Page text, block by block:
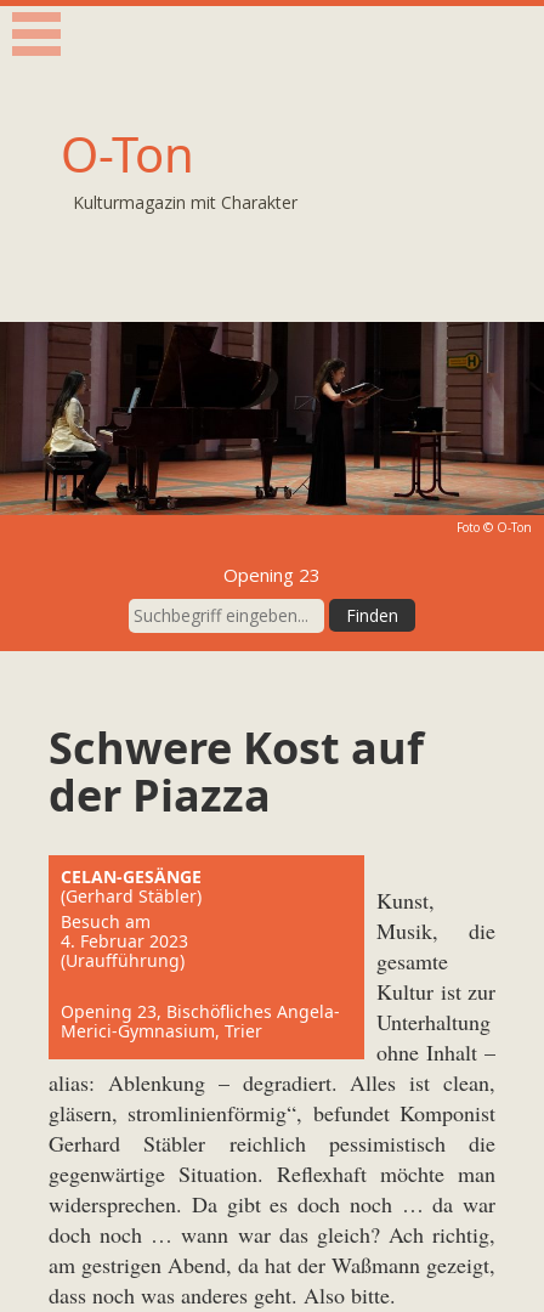
O-Ton
Kulturmagazin mit Charakter
Foto © O-Ton
Opening 23
Schwere Kost auf
der Piazza
CELAN-GESÄNGE
(Gerhard Stäbler)
Besuch am
4. Februar 2023
(Uraufführung)
Opening 23, Bischöfliches Angela-
Merici-Gymnasium, Trier
Kunst,
Musik, die
gesamte
Kultur ist zur
Unterhaltung
ohne Inhalt –
alias: Ablenkung – degradiert. Alles ist clean,
gläsern, stromlinienförmig“, befundet Komponist
Gerhard Stäbler reichlich pessimistisch die
gegenwärtige Situation. Reflexhaft möchte man
widersprechen. Da gibt es doch noch … da war
doch noch … wann war das gleich? Ach richtig,
am gestrigen Abend, da hat der Waßmann gezeigt,
dass noch was anderes geht. Also bitte.